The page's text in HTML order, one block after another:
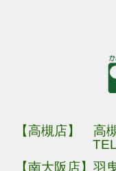
【高槻店】 高
【南大阪店】羽